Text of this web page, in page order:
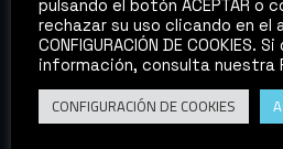
software de Pro Tools.
en la compañía en el 2000
notoriamente hasta la
desarrollo del mercado de
Europa.
pulsando el botón ACEPTAR o
rechazar su uso clicando en el
CONFIGURACIÓN DE COOKIES.
información, consulta nuestra
CONFIGURACIÓN DE COOKIES